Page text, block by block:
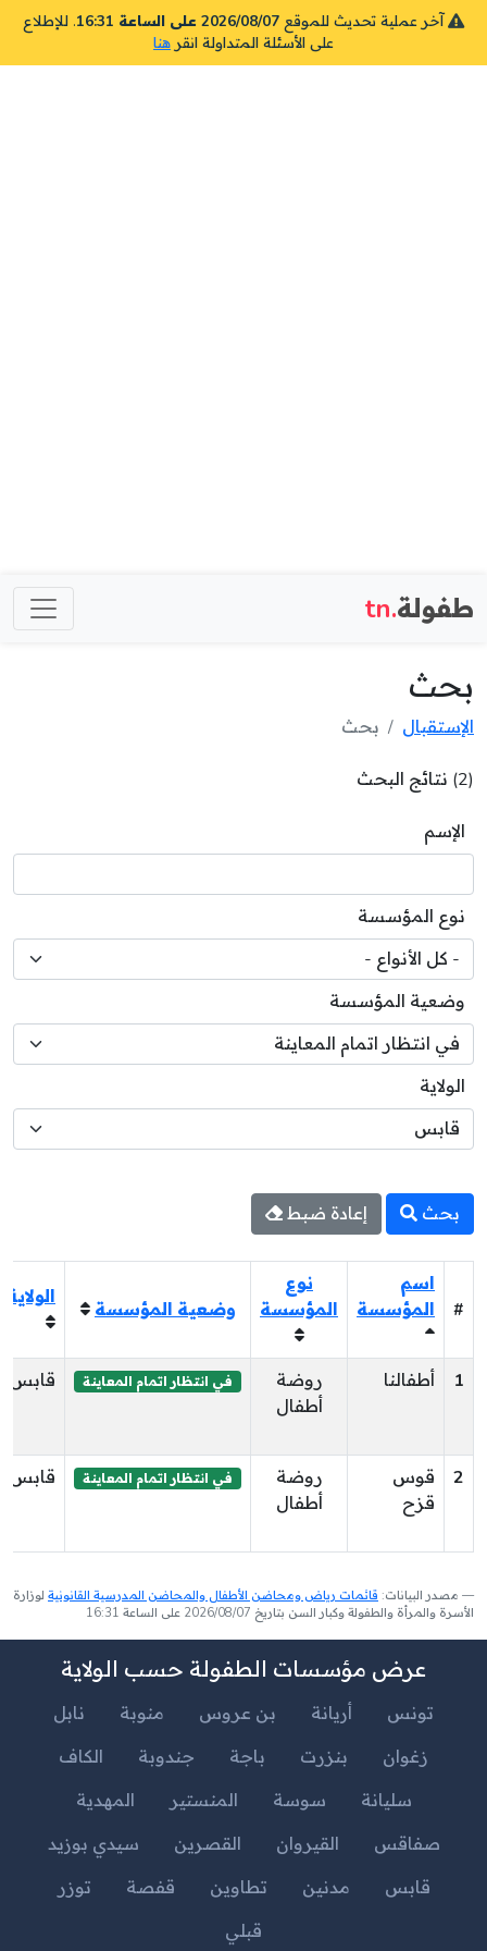
آخر عملية تحديث للموقع 2026/08/07 على الساعة 16:31
. للإطلاع
على الأسئلة المتداولة انقر هنا
طفولة.tn
بحث
الإستقبال بحث
(2) نتائج البحث
الإسم
نوع المؤسسة
وضعية المؤسسة
الولاية
بحث إعادة ضبط
#
اسم
المؤسسة
نوع
المؤسسة
وضعية المؤسسة
الولاية
1 أطفالنا
روضة
أطفال
في انتظار اتمام المعاينة قابس
2
قوس
قزح
روضة
أطفال
في انتظار اتمام المعاينة قابس
مصدر البيانات: قائمات رياض ومحاضن الأطفال والمحاضن المدرسية القانونية لوزارة
الأسرة والمرأة والطفولة وكبار السن بتاريخ 2026/08/07 على الساعة 16:31
عرض مؤسسات الطفولة حسب الولاية
تونس أريانة بن عروس منوبة
نابل
زغوان
بنزرت باجة جندوبة
الكاف
سليانة
سوسة المنستير
المهدية
صفاقس
القيروان القصرين
سيدي بوزيد
قابس
مدنين تطاوين قفصة
توزر
قبلي